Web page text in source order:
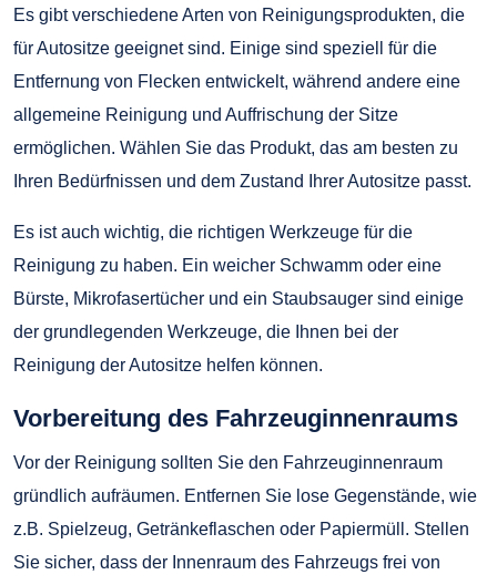
Es gibt verschiedene Arten von Reinigungsprodukten, die
für Autositze geeignet sind. Einige sind speziell für die
Entfernung von Flecken entwickelt, während andere eine
allgemeine Reinigung und Auffrischung der Sitze
ermöglichen. Wählen Sie das Produkt, das am besten zu
Ihren Bedürfnissen und dem Zustand Ihrer Autositze passt.
Es ist auch wichtig, die richtigen Werkzeuge für die
Reinigung zu haben. Ein weicher Schwamm oder eine
Bürste, Mikrofasertücher und ein Staubsauger sind einige
der grundlegenden Werkzeuge, die Ihnen bei der
Reinigung der Autositze helfen können.
Vorbereitung des Fahrzeuginnenraums
Vor der Reinigung sollten Sie den Fahrzeuginnenraum
gründlich aufräumen. Entfernen Sie lose Gegenstände, wie
z.B. Spielzeug, Getränkeflaschen oder Papiermüll. Stellen
Sie sicher, dass der Innenraum des Fahrzeugs frei von